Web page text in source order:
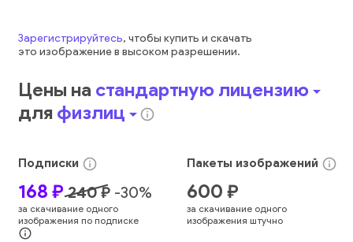
Зарегистрируйтесь, чтобы купить и скачать
это изображениев высоком разрешении.
Цены на стандартную лицензиюarrow_drop_down
для физлицarrow_drop_downinfo_outline
Подписки info_outline
168 ₽ 240₽ -30%
за скачивание одного
изображения по подписке
info_outline
Пакеты изображений info_outline
600 ₽
за скачивание одного
изображения штучно